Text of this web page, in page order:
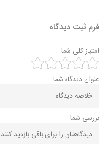
فرم ثبت دیدگاه
امتیاز کلی شما
عنوان دیدگاه شما
بررسی شما